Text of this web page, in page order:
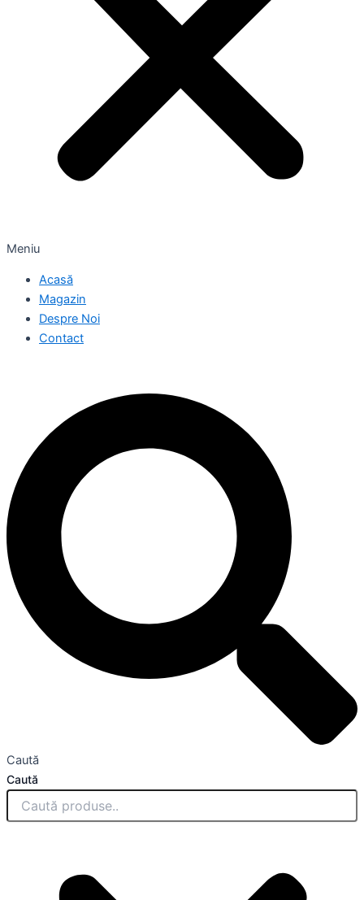
Meniu
Acasă
Magazin
Despre Noi
Contact
Caută
Caută